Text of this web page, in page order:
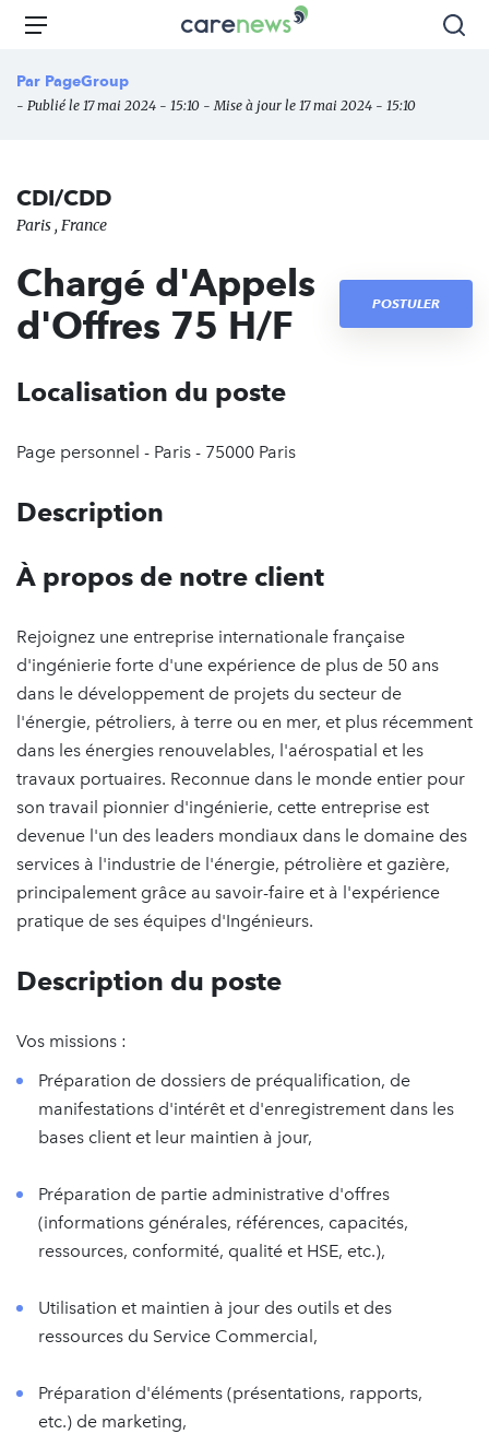
Aller
principal
Carenews,
des
Menu
Par PageGroup
- Publié le 17 mai 2024 - 15:10 - Mise à jour le 17 mai 2024 - 15:10
CDI/CDD
Paris , France
Chargé d'Appels
d'Offres 75 H/F
POSTULER
Localisation du poste
Page personnel - Paris - 75000 Paris
Description
À propos de notre client
Rejoignez une entreprise internationale française
d'ingénierie forte d'une expérience de plus de 50 ans
dans le développement de projets du secteur de
l'énergie, pétroliers, à terre ou en mer, et plus récemment
dans les énergies renouvelables, l'aérospatial et les
travaux portuaires. Reconnue dans le monde entier pour
son travail pionnier d'ingénierie, cette entreprise est
devenue l'un des leaders mondiaux dans le domaine des
services à l'industrie de l'énergie, pétrolière et gazière,
principalement grâce au savoir-faire et à l'expérience
pratique de ses équipes d'Ingénieurs.
Description du poste
Vos missions :
Préparation de dossiers de préqualification, de
manifestations d'intérêt et d'enregistrement dans les
bases client et leur maintien à jour,
Préparation de partie administrative d'offres
(informations générales, références, capacités,
ressources, conformité, qualité et HSE, etc.),
Utilisation et maintien à jour des outils et des
ressources du Service Commercial,
Préparation d'éléments (présentations, rapports,
etc.) de marketing,